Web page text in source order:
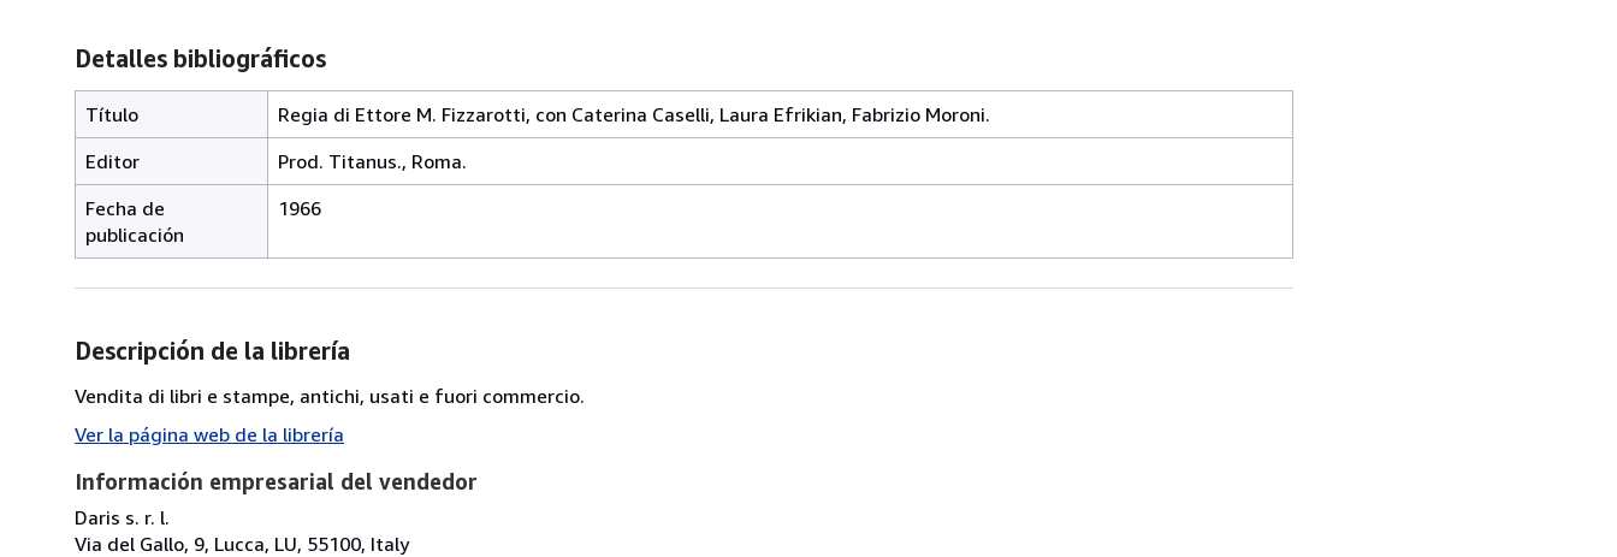
Detalles bibliográficos
Título
Regia di Ettore M. Fizzarotti, con Caterina Caselli, Laura Efrikian, Fabrizio Moroni.
Editor
Prod. Titanus., Roma.
Fecha de
publicación
1966
Descripción de la librería
Vendita di libri e stampe, antichi, usati e fuori commercio.
Ver la página web de la librería
Información empresarial del vendedor
Daris s. r. l.
Via del Gallo, 9, Lucca, LU, 55100, Italy